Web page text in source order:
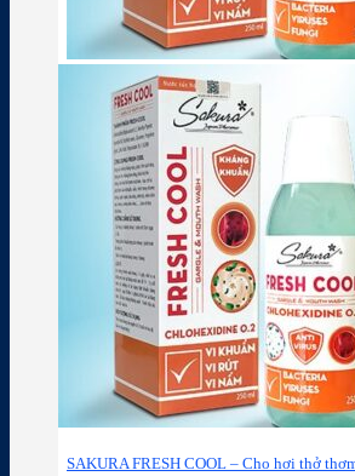
SAKURA FRESH COOL – Cho hơi thở